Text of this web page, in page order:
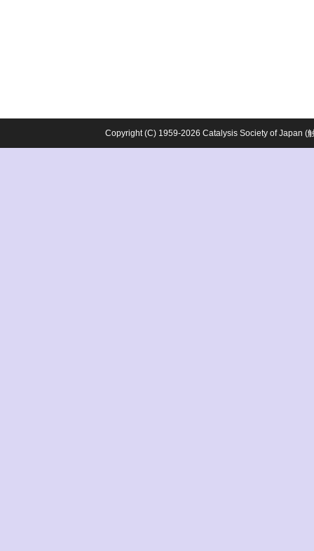
Copyright (C) 1959-2026 Catalysis Society of Japan (